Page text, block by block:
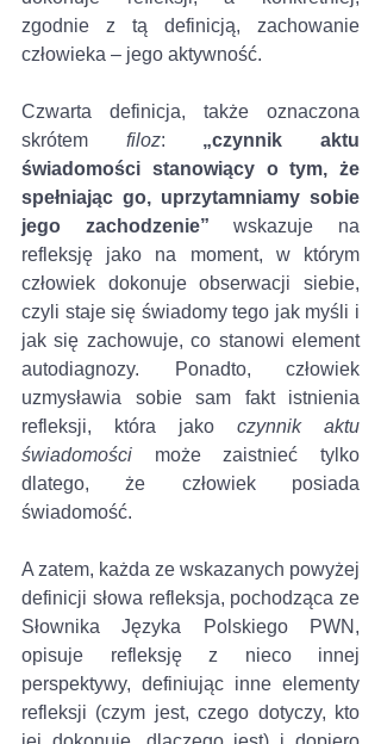
zgodnie z tą definicją, zachowanie
człowieka – jego aktywność.
Czwarta definicja, także oznaczona
skrótem filoz: „czynnik aktu
świadomości stanowiący o tym, że
spełniając go, uprzytamniamy sobie
jego zachodzenie” wskazuje na
refleksję jako na moment, w którym
człowiek dokonuje obserwacji siebie,
czyli staje się świadomy tego jak myśli i
jak się zachowuje, co stanowi element
autodiagnozy. Ponadto, człowiek
uzmysławia sobie sam fakt istnienia
refleksji, która jako czynnik aktu
świadomości może zaistnieć tylko
dlatego, że człowiek posiada
świadomość.
A zatem, każda ze wskazanych powyżej
definicji słowa refleksja, pochodząca ze
Słownika Języka Polskiego PWN,
opisuje refleksję z nieco innej
perspektywy, definiując inne elementy
refleksji (czym jest, czego dotyczy, kto